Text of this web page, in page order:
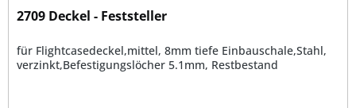
2709 Deckel - Feststeller
für Flightcasedeckel,mittel, 8mm tiefe Einbauschale,Stahl,
verzinkt,Befestigungslöcher 5.1mm, Restbestand